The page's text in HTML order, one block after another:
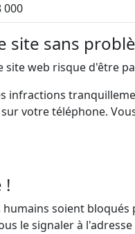
000
sans
web risque d'être
infractions
votre téléphone.
!
soient
le signaler à l'adresse